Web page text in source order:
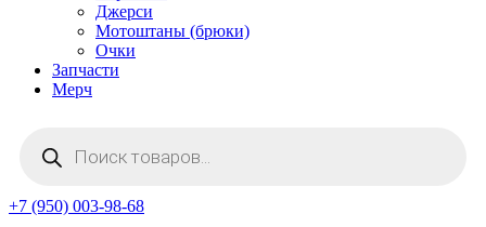
Джерси
Мотоштаны (брюки)
Очки
Запчасти
Мерч
товаров
+7 (950) 003-98-68